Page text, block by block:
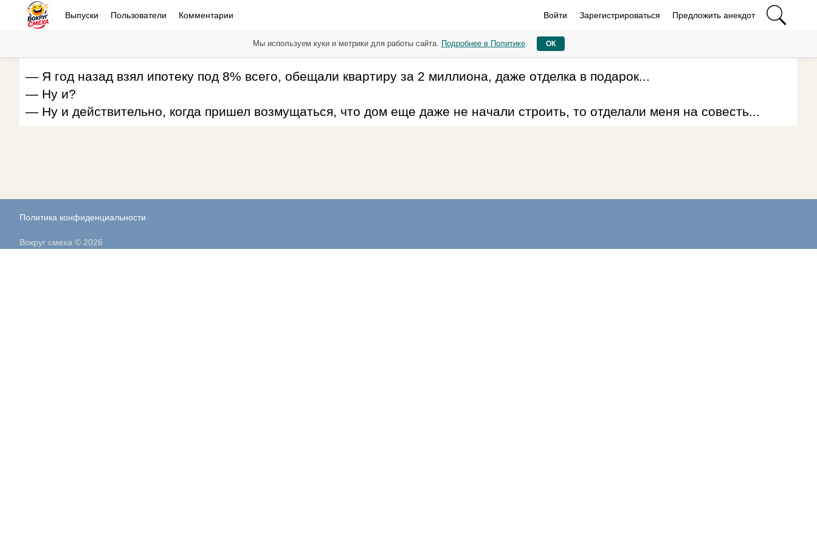
Выпуски Пользователи Комментарии Войти Зарегистрироваться Предложить анекдот
— Я год назад взял ипотеку под 8% всего, обещали квартиру за 2 миллиона, даже отделка в подарок...
— Ну и?
— Ну и действительно, когда пришел возмущаться, что дом еще даже не начали строить, то отделали меня на совесть...
Политика конфиденциальности
Мы используем куки и метрики для работы сайта. Подробнее в Политике. ОК
Вокруг смеха © 2026